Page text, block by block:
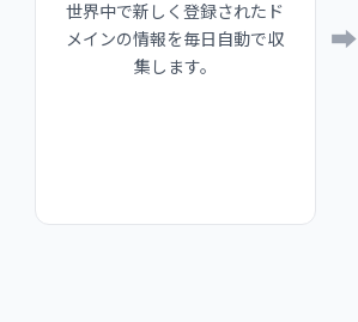
世界中で新しく登録されたド
メインの情報を毎日自動で収
集します。
➡